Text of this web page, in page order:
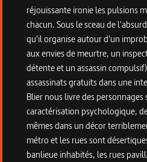
réjouissante ironie les pulsions
chacun. Sous le sceau de
qu'il organise autour d'un
aux envies de meurtre, un
détente et un assassin
assassinats gratuits dans une
Blier nous livre des personnages
caractérisation psychologique,
mêmes dans un décor
métro et les rues sont
banlieue inhabités, les rues